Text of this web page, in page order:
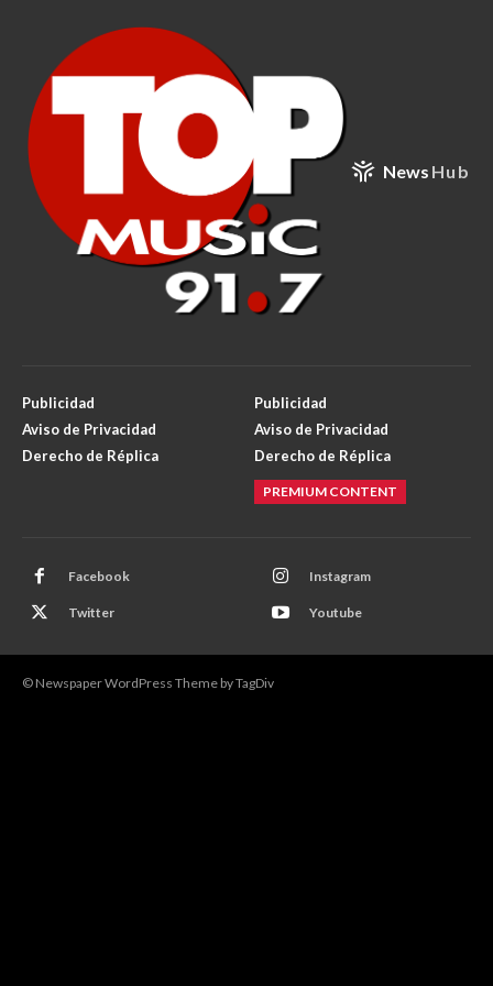
News Hub
Publicidad
Aviso de Privacidad
Derecho de Réplica
Publicidad
Aviso de Privacidad
Derecho de Réplica
PREMIUM CONTENT
Facebook Instagram
Twitter Youtube
© Newspaper WordPress Theme by TagDiv